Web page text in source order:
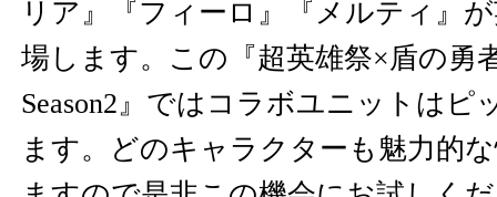
リア』『フィーロ』『メルティ』
場します。この『超英雄祭×盾の勇
Season2』ではコラボユニットはピ
ます。どのキャラクターも魅力的